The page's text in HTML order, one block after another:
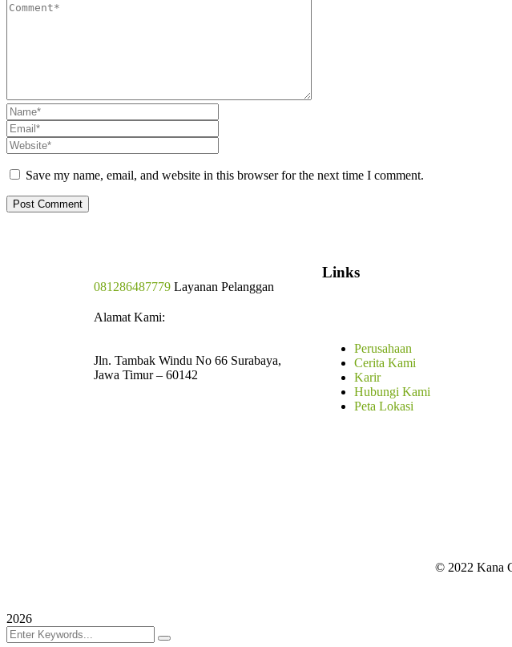
Save my name, email, and website in this browser for the next time I comment.
081286487779 Layanan Pelanggan
Alamat Kami:
Jln. Tambak Windu No 66 Surabaya,
Jawa Timur – 60142
Links
Perusahaan
Cerita Kami
Karir
Hubungi Kami
Peta Lokasi
© 2022 Kana
2026